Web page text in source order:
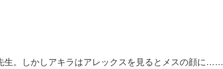
生。しかしアキラはアレックスを見るとメスの顔に……